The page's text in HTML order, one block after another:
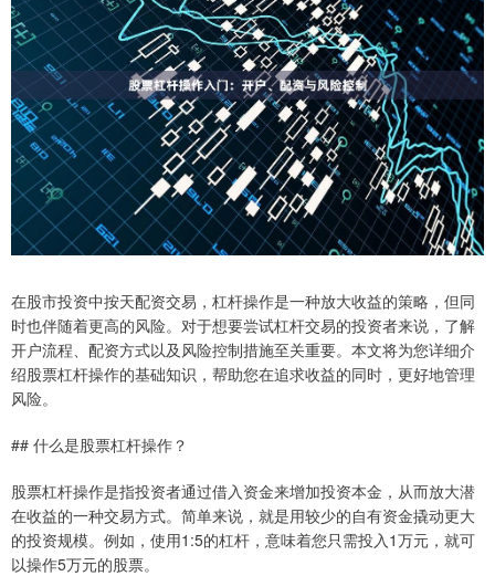
在股市投资中按天配资交易，杠杆操作是一种放大收益的策略，但同
时也伴随着更高的风险。对于想要尝试杠杆交易的投资者来说，了解
开户流程、配资方式以及风险控制措施至关重要。本文将为您详细介
绍股票杠杆操作的基础知识，帮助您在追求收益的同时，更好地管理
风险。
## 什么是股票杠杆操作？
股票杠杆操作是指投资者通过借入资金来增加投资本金，从而放大潜
在收益的一种交易方式。简单来说，就是用较少的自有资金撬动更大
的投资规模。例如，使用1:5的杠杆，意味着您只需投入1万元，就可
以操作5万元的股票。